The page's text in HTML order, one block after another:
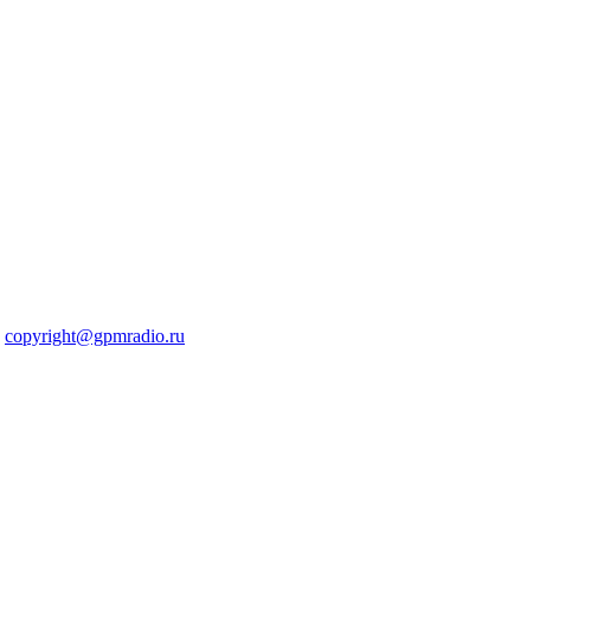
copyright@gpmradio.ru